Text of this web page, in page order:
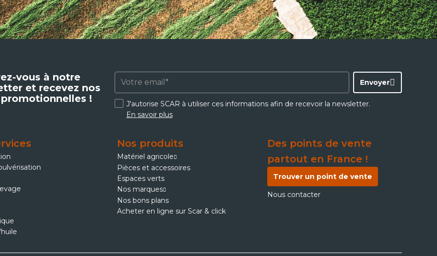
vous à notre
et recevez nos
!
J'autorise SCAR à utiliser ces informations afin de recevoir la newsletter.
En savoir plus
Envoyer
Nos produits
Matériel agricole
Pièces et accessoires
Espaces verts
Nos marques
Nos bons plans
Acheter en ligne sur Scar & click
Des points de vente
partout en France !
Trouver un point de vente
Nous contacter